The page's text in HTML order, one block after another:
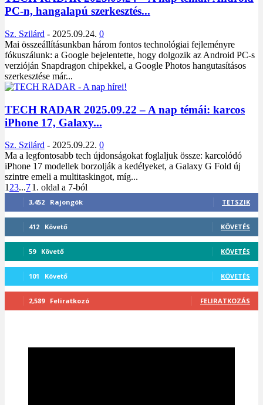
PC-n, hangalapú szerkesztés...
Sz. Szilárd - 2025.09.24. 0
Mai összeállításunkban három fontos technológiai fejleményre
fókuszálunk: a Google bejelentette, hogy dolgozik az Android PC-s
verzióján Snapdragon chipekkel, a Google Photos hangutasításos
szerkesztése már...
TECH RADAR 2025.09.22 – A nap témái: karcos
iPhone 17, Galaxy...
Sz. Szilárd - 2025.09.22. 0
Ma a legfontosabb tech újdonságokat foglaljuk össze: karcolódó
iPhone 17 modellek borzolják a kedélyeket, a Galaxy G Fold új
szintre emeli a multitaskingot, míg...
123...71. oldal a 7-ból
3,452 Rajongók TETSZIK
412 Követő KÖVETÉS
59 Követő KÖVETÉS
101 Követő KÖVETÉS
2,589 Feliratkozó FELIRATKOZÁS